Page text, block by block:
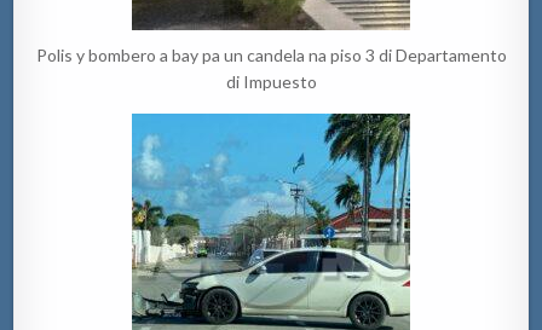
Polis y bombero a bay pa un candela na piso 3 di Departamento
di Impuesto